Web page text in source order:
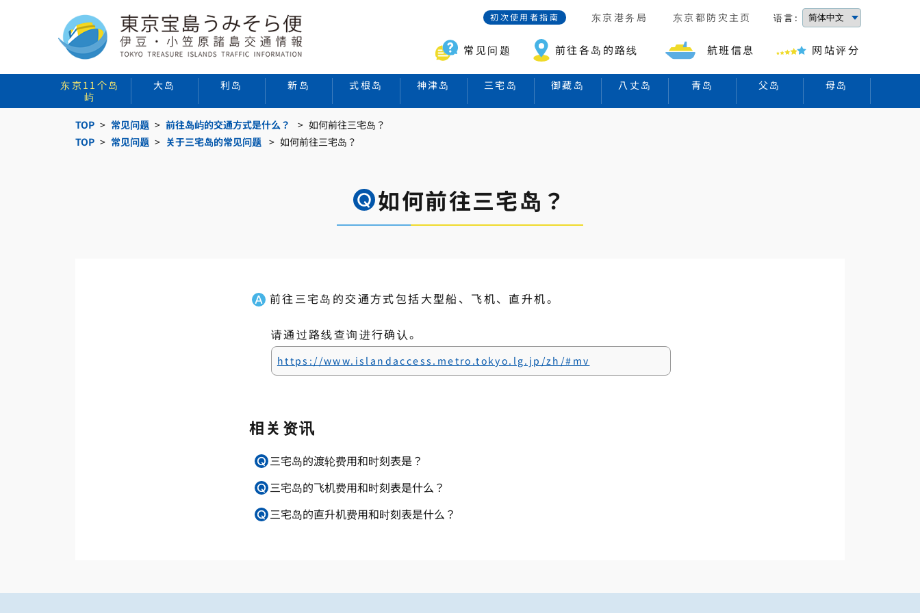
初次使用者指南 东京港务局 东京都防灾主页 语言:
常见问题 前往各岛的路线 航班信息 网站评分
东京11个岛
屿
大岛 利岛 新岛 式根岛 神津岛 三宅岛 御藏岛 八丈岛 青岛 父岛 母岛
TOP 常见问题 前往岛屿的交通方式是什么？
如何前往三宅岛？
TOP
常见问题 关于三宅岛的常见问题 如何前往三宅岛？
如何前往三宅岛？
前往三宅岛的交通方式包括大型船、飞机、直升机。
请通过路线查询进行确认。
https://www.islandaccess.metro.tokyo.lg.jp/zh/#mv
相关资讯
三宅岛的渡轮费用和时刻表是？
三宅岛的飞机费用和时刻表是什么？
三宅岛的直升机费用和时刻表是什么？